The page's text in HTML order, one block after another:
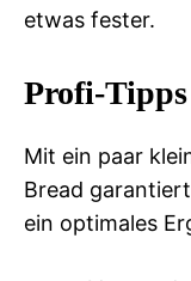
etwas fester.
Profi-
Mit ein paar
Bread
ein optimales